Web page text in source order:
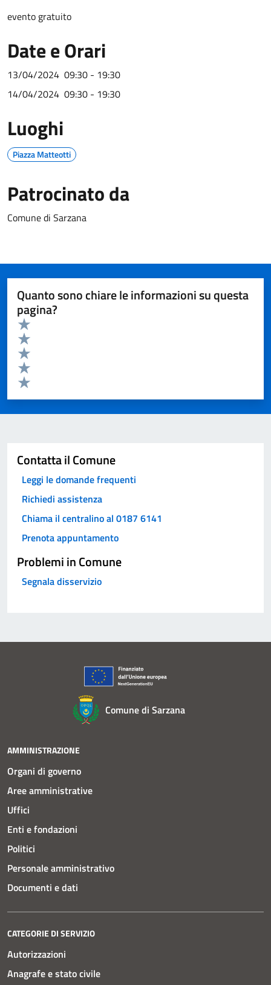
evento gratuito
Date e Orari
13/04/2024 09:30 - 19:30
14/04/2024 09:30 - 19:30
Luoghi
Piazza Matteotti
Patrocinato da
Comune di Sarzana
Quanto sono chiare le informazioni su questa
pagina?
Valuta da 1 a 5 stelle la pagina
Valuta 5 stelle su 5
Valuta 4 stelle su 5
Valuta 3 stelle su 5
Valuta 2 stelle su 5
Valuta 1 stelle su 5
Contatta il Comune
Leggi le domande frequenti
Richiedi assistenza
Chiama il centralino al 0187 6141
Prenota appuntamento
Problemi in Comune
Segnala disservizio
Comune di Sarzana
AMMINISTRAZIONE
Organi di governo
Aree amministrative
Uffici
Enti e fondazioni
Politici
Personale amministrativo
Documenti e dati
CATEGORIE DI SERVIZIO
Autorizzazioni
Anagrafe e stato civile